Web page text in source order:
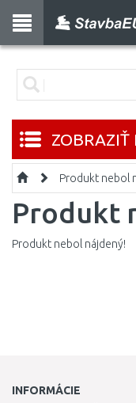
ZOBRAZIŤ
Produkt nebol
Produkt
Produkt nebol nájdený!
INFORMÁCIE